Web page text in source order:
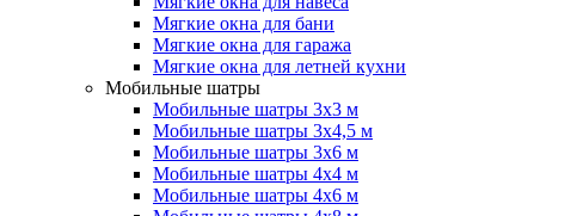
Мягкие окна для бани
Мягкие окна для гаража
Мягкие окна для летней кухни
Мобильные шатры
Мобильные шатры 3х3 м
Мобильные шатры 3х4,5 м
Мобильные шатры 3х6 м
Мобильные шатры 4х4 м
Мобильные шатры 4х6 м